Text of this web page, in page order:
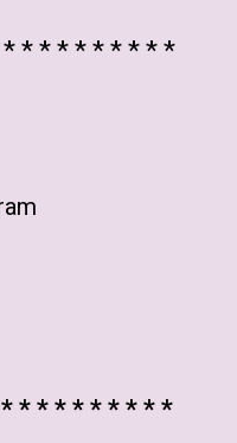
* * * * * * * * *
sur Instagram
* * * * * * * * *